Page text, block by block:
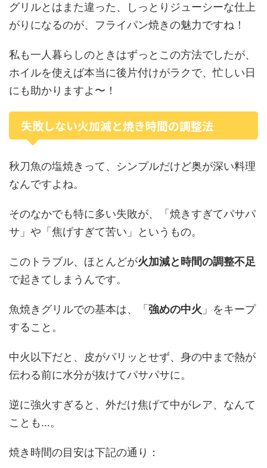
グリルとはまた違った、しっとりジューシーな仕上
がりになるのが、フライパン焼きの魅力ですね！
私も一人暮らしのときはずっとこの方法でしたが、
ホイルを使えば本当に後片付けがラクで、忙しい日
にも助かりますよ〜！
失敗しない火加減と焼き時間の調整法
秋刀魚の塩焼きって、シンプルだけど奥が深い料理
なんですよね。
そのなかでも特に多い失敗が、「焼きすぎてパサパ
サ」や「焦げすぎて苦い」というもの。
このトラブル、ほとんどが火加減と時間の調整不足
で起きてしまうんです。
魚焼きグリルでの基本は、「 強めの中火 」をキープ
すること。
中火以下だと、皮がパリッとせず、身の中まで熱が
伝わる前に水分が抜けてパサパサに。
逆に強火すぎると、外だけ焦げて中がレア、なんて
ことも…。
焼き時間の目安は下記の通り：